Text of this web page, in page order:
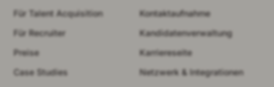
Für Talent Acquisition
Für Recruiter
Preise
Case Studies
Kontaktaufnahme
Kandidatenverwaltung
Karriereseite
Netzwerk & Integrationen